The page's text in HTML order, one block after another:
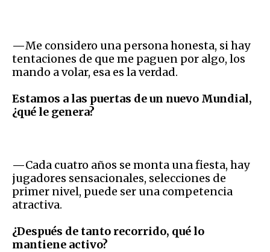
—Me considero una persona honesta, si hay
tentaciones de que me paguen por algo, los
mando a volar, esa es la verdad.
Estamos a las puertas de un nuevo Mundial,
¿qué le genera?
—Cada cuatro años se monta una fiesta, hay
jugadores sensacionales, selecciones de
primer nivel, puede ser una competencia
atractiva.
¿Después de tanto recorrido, qué lo
mantiene activo?